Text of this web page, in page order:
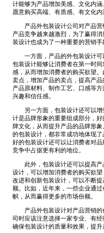
计能够为产品增加美感、文化内
愿意购买高端、有质感、有文化内
产品外包装设计公司对产品营
产品竞争越来越激烈，为了赢得
装设计也成为了一种重要的营销手
一方面，产品的外包装设计可
包装设计能够让消费者在第一时
感，从而增加消费者的购买欲望
卖点，增加产品的卖点，提高产
产品原材料、制作工艺、口感等
兴趣和信任感。
另一方面，包装设计还可以增
计是品牌形象的重要组成部分，
牌文化，从而提升产品的品牌形
的包装设计，都非常成功地体现
好的包装设计还可以让消费者对
竞争中占据更有利的地位。
此外，包装设计还可以提高产
设计，可以增加消费者的购买欲
改进和创新包装设计，可以不断
额。比如，近年来，一些企业通
帜，从而赢得更多的市场份额。
产品外包装设计对产品营销的
司时应该注意选择一家专业、有
确保包装设计的质量和效果，提升